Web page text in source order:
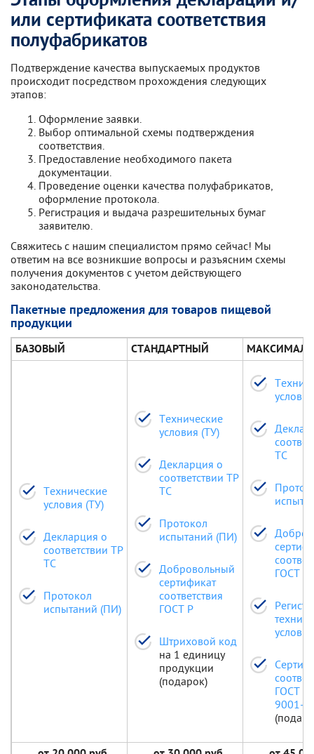
или сертификата соответствия
полуфабрикатов
Подтверждение качества выпускаемых продуктов
происходит посредством прохождения следующих
этапов:
Оформление заявки.
Выбор оптимальной схемы подтверждения
соответствия.
Предоставление необходимого пакета
документации.
Проведение оценки качества полуфабрикатов,
оформление протокола.
Регистрация и выдача разрешительных бумаг
заявителю.
Свяжитесь с нашим специалистом прямо сейчас! Мы
ответим на все возникшие вопросы и разъясним схемы
получения документов с учетом действующего
законодательства.
Пакетные предложения для товаров пищевой
продукции
БАЗОВЫЙ СТАНДАРТНЫЙ
Технические
условия (ТУ)
Декларция о
соответствии ТР
ТС
Протокол
испытаний (ПИ)
Технические
условия (ТУ)
Декларция о
соответствии ТР
ТС
Протокол
испытаний (ПИ)
Добровольный
сертификат
соответствия
ГОСТ Р
Штриховой код
на 1 единицу
продукции
(подарок)
ТС
ГОСТ Р
ГОСТ Р
9001-